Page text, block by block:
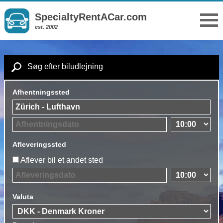
SpecialtyRentACar.com
est. 2002
Søg efter biludlejning
Afhentningssted
Afleveringssted
Aflever bil et andet sted
Valuta